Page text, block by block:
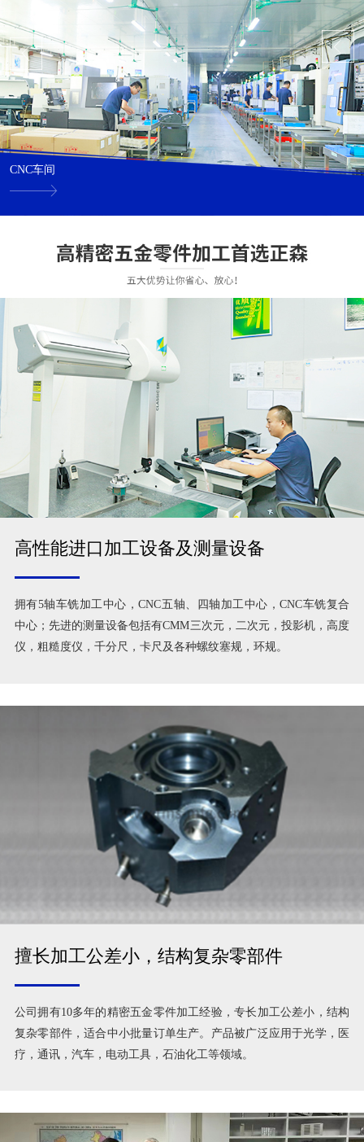
CNC车间
高性能进口加工设备及测量设备
拥有5轴车铣加工中心，CNC五轴、四轴加工中心，CNC车铣复合
中心；先进的测量设备包括有CMM三次元，二次元，投影机，高度
仪，粗糙度仪，千分尺，卡尺及各种螺纹塞规，环规。
擅长加工公差小，结构复杂零部件
公司拥有10多年的精密五金零件加工经验，专长加工公差小，结构
复杂零部件，适合中小批量订单生产。产品被广泛应用于光学，医
疗，通讯，汽车，电动工具，石油化工等领域。